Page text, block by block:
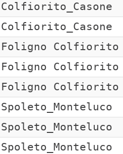
Colfiorito_Casone
Colfiorito_Casone
Foligno Colfiorito
Foligno Colfiorito
Foligno Colfiorito
Spoleto_Monteluco
Spoleto_Monteluco
Spoleto_Monteluco